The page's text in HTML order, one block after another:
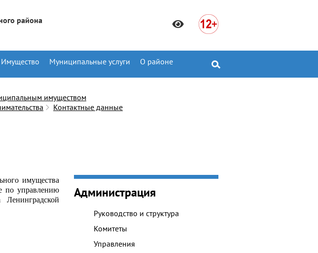
района
Имущество Муниципальные услуги О районе
имуществом
Контактные данные
имущества
по управлению
Администрация
Руководство и структура
Комитеты
Управления